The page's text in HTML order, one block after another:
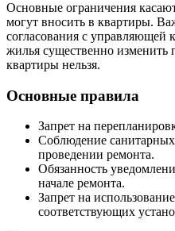
Основные ограничения
могут вносить в квартиры.
согласования с управляющей
жилья существенно
квартиры нельзя.
Основные правила
Запрет на
Соблюдение
проведении ремонта.
Обязанность
начале ремонта.
Запрет на
соответствующих